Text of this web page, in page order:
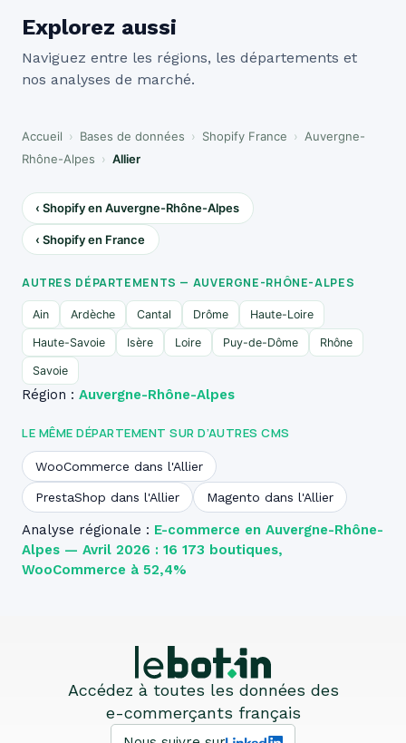
Explorez aussi
Naviguez entre les régions, les départements et
nos analyses de marché.
Accueil › Bases de données › Shopify France › Auvergne-
Rhône-Alpes › Allier
‹ Shopify en Auvergne-Rhône-Alpes
‹ Shopify en France
AUTRES DÉPARTEMENTS — AUVERGNE-RHÔNE-ALPES
Ain Ardèche Cantal Drôme Haute-Loire
Haute-Savoie Isère Loire Puy-de-Dôme Rhône
Savoie
Région : Auvergne-Rhône-Alpes
LE MÊME DÉPARTEMENT SUR D’AUTRES CMS
WooCommerce dans l'Allier
PrestaShop dans l'Allier Magento dans l'Allier
Analyse régionale : E-commerce en Auvergne-Rhône-
Alpes — Avril 2026 : 16 173 boutiques,
WooCommerce à 52,4%
Accédez à toutes les données des
e-commerçants français